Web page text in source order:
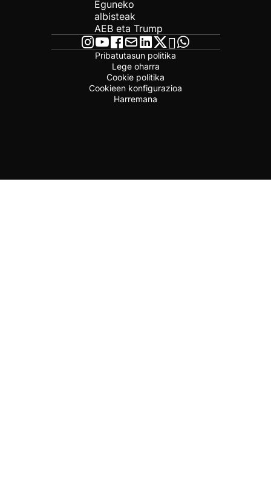
Eguneko
albisteak
AEB eta Trump
Pribatutasun politika
Lege oharra
Cookie politika
Cookieen konfigurazioa
Harremana